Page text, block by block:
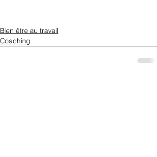
Bien être au travail
Coaching